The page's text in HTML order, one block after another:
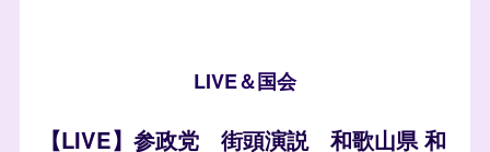
LIVE＆国会
【LIVE】参政党 街頭演説 和歌山県 和